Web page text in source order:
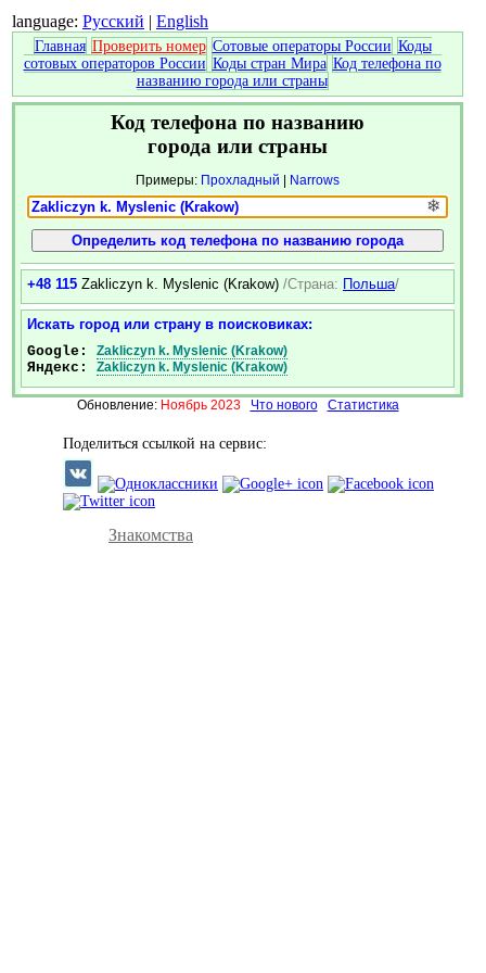
language: Русский | English
Главная Проверить номер Сотовые операторы России Коды
сотовых операторов России Коды стран Мира Код телефона по
названию города или страны
Код телефона по названию
города или страны
Примеры: Прохладный | Narrows
❄
+48 115 Zakliczyn k. Myslenic (Krakow) /Страна: Польша/
Искать город или страну в поисковиках:
Google: Zakliczyn k. Myslenic (Krakow)
Яндекс: Zakliczyn k. Myslenic (Krakow)
Обновление: Ноябрь 2023 Что нового Статистика
Поделиться ссылкой на сервис:
Знакомства